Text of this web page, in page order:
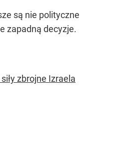
są nie polityczne
zapadną decyzje.
zbrojne Izraela